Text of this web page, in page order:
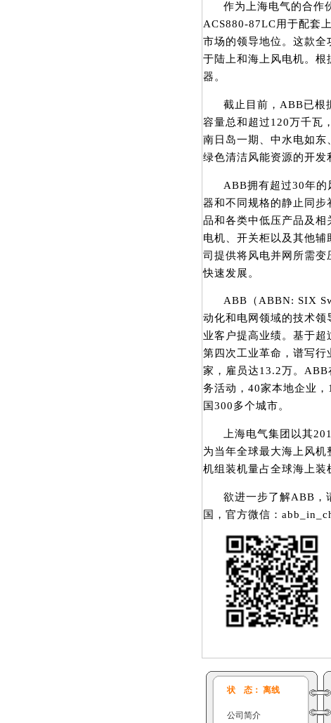
作为上海电气的合作
ACS880-87LC用于配套
市场的领导地位。这款全
于陆上和海上风电机。
器。
截止目前，ABB已根
容量总和超过120万千瓦
南日岛一期、中水电如东
绿色清洁风能资源的开发
ABB拥有超过30年的
器和不同规格的静止同
品和各类中低压产品及相
电机、开关柜以及其他
司提供将风电并网所需变
快速发展。
ABB（ABBN: SIX
动化和电网领域的技术
业客户提高业绩。基于
第四次工业革命，谱写
家，雇员达13.2万。
务活动，40家本地企业
国300多个城市。
上海电气集团以其
为当年全球最大海上风
机组装机量占全球海上装
欲进一步了解ABB，
国，官方微信：
状 态： 离线
公司简介